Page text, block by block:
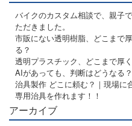
バイクのカスタム相談で、親子
ただきました。
市販にない透明樹脂、どこまで
る？
透明プラスチック、どこまで厚
AIがあっても、判断はどうなる？
治具製作 どこに頼む？｜現場に
専用治具を作れます！！
アーカイブ